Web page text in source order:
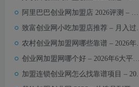
阿里巴巴创业网加盟店 2026评测 – 哪些项目值得加盟+真实费用全解析
致富创业网小吃加盟店推荐 – 月入过万的6类小吃项目及选址避坑要点
农村创业网加盟网哪些靠谱 – 2026年5大平台测评与避坑手册
创业网加盟网哪个好 – 2026年6大平台实测对比与选择建议
加盟连锁创业网怎么找靠谱项目 – 2026年避坑指南与推荐平台